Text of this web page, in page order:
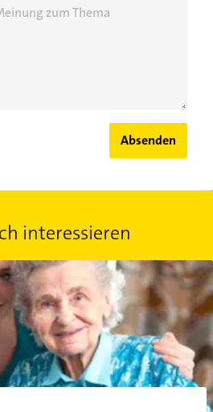
zum Thema
Absenden
interessieren
welche Leistungen aus der